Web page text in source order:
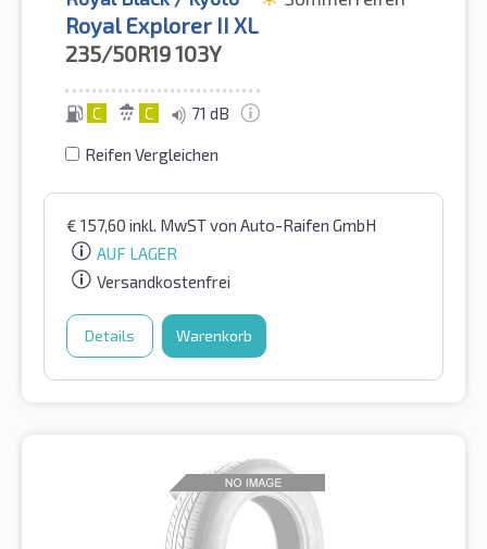
Royal Explorer II XL
235/50R19103Y
C C 71 dB
Reifen Vergleichen
€ 157,60 inkl. MwSTvon Auto-Raifen GmbH
AUF LAGER
Versandkostenfrei
Details Warenkorb